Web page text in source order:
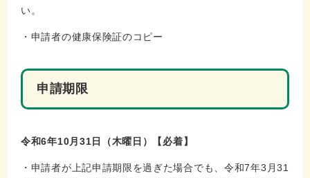
い。
・申請者の健康保険証のコピー
申請期限
令和6年10月31日（木曜日）【必着】
・申請者が上記申請期限を過ぎた場合でも、令和7年3月31